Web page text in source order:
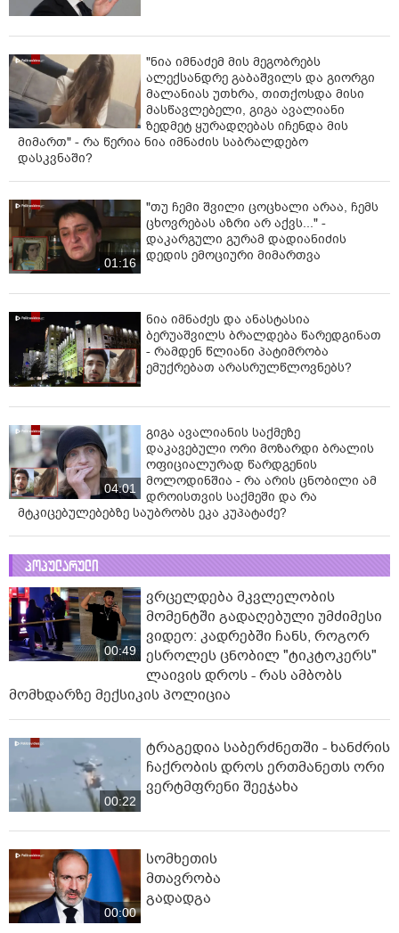
"ნია იმნაძემ მის მეგობრებს
ალექსანდრე გაბაშვილს და გიორგი
მალანიას უთხრა, თითქოსდა მისი
მასწავლებელი, გიგა ავალიანი
ზედმეტ ყურადღებას იჩენდა მის
მიმართ" - რა წერია ნია იმნაძის საბრალდებო
დასკვნაში?
01:16
"თუ ჩემი შვილი ცოცხალი არაა, ჩემს
ცხოვრებას აზრი არ აქვს..." -
დაკარგული გურამ დადიანიძის
დედის ემოციური მიმართვა
ნია იმნაძეს და ანასტასია
ბერუაშვილს ბრალდება წარედგინათ
- რამდენ წლიანი პატიმრობა
ემუქრებათ არასრულწლოვნებს?
04:01
გიგა ავალიანის საქმეზე
დაკავებული ორი მოზარდი ბრალის
ოფიციალურად წარდგენის
მოლოდინშია - რა არის ცნობილი ამ
დროისთვის საქმეში და რა
მტკიცებულებებზე საუბრობს ეკა კუპატაძე?
პოპულარული
00:49
ვრცელდება მკვლელობის
მომენტში გადაღებული უმძიმესი
ვიდეო: კადრებში ჩანს, როგორ
ესროლეს ცნობილ "ტიკტოკერს"
ლაივის დროს - რას ამბობს
მომხდარზე მექსიკის პოლიცია
00:22
ტრაგედია საბერძნეთში - ხანძრის
ჩაქრობის დროს ერთმანეთს ორი
ვერტმფრენი შეეჯახა
00:00
სომხეთის
მთავრობა
გადადგა